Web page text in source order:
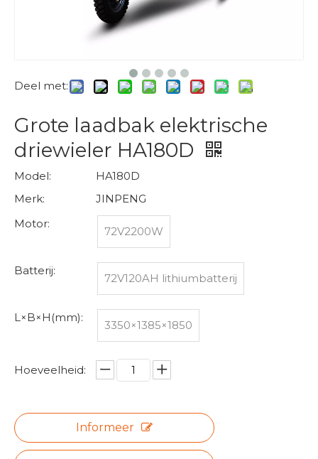
Deel met:
Grote laadbak elektrische
driewieler HA180D
Model:
HA180D
Merk:
JINPENG
Motor:
72V2200W
Batterij:
72V120AH lithiumbatterij
L×B×H(mm):
3350×1385×1850
Hoeveelheid:
Informeer